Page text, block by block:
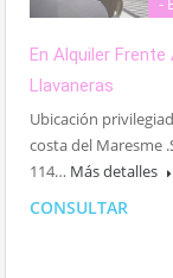
En Alquiler Frente
Llavaneras
Ubicación
costa del Maresme
114… Más detalles
CONSULTAR